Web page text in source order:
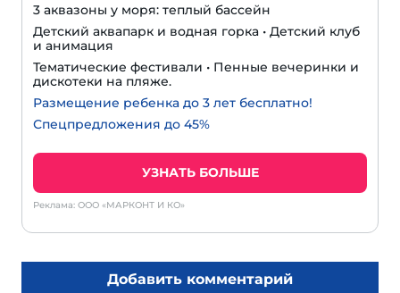
3 аквазоны у моря: теплый бассейн
Детский аквапарк и водная горка • Детский клуб
и анимация
Тематические фестивали • Пенные вечеринки и
дискотеки на пляже.
Размещение ребенка до 3 лет бесплатно!
Спецпредложения до 45%
УЗНАТЬ БОЛЬШЕ
Реклама: ООО «МАРКОНТ И КО»
Добавить комментарий